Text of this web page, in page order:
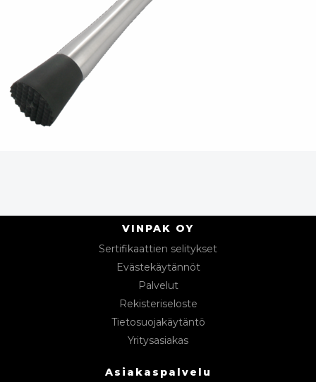
VINPAK OY
Sertifikaattien selitykset
Evästekäytännöt
Palvelut
Rekisteriseloste
Tietosuojakäytäntö
Yritysasiakas
Asiakaspalvelu